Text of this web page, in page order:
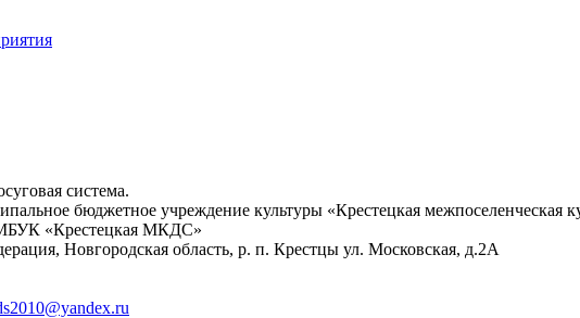
система.
бюджетное учреждение культуры «Крестецкая межпоселенческая
«Крестецкая МКДС»
Новгородская область, р. п. Крестцы ул. Московская, д.2А